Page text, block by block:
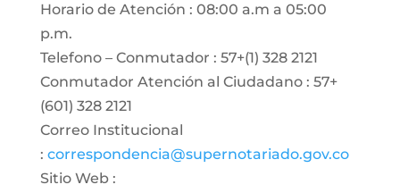
Horario de Atención : 08:00 a.m a 05:00
p.m.
Telefono – Conmutador : 57+(1) 328 2121
Conmutador Atención al Ciudadano : 57+
(601) 328 2121
Correo Institucional
: correspondencia@supernotariado.gov.co
Sitio Web :